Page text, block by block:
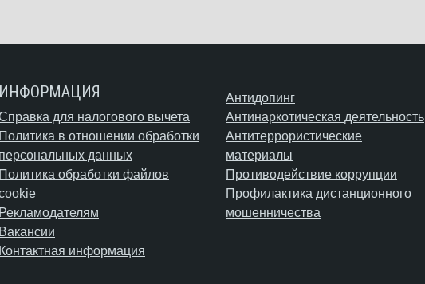
ИНФОРМАЦИЯ
для налогового вычета
Политика в отношении обработки
персональных данных
Политика обработки файлов
Рекламодателям
Вакансии
Контактная информация
Антидопинг
Антинаркотическая деятельность
Антитеррористические
материалы
Противодействие коррупции
Профилактика дистанционного
мошенничества